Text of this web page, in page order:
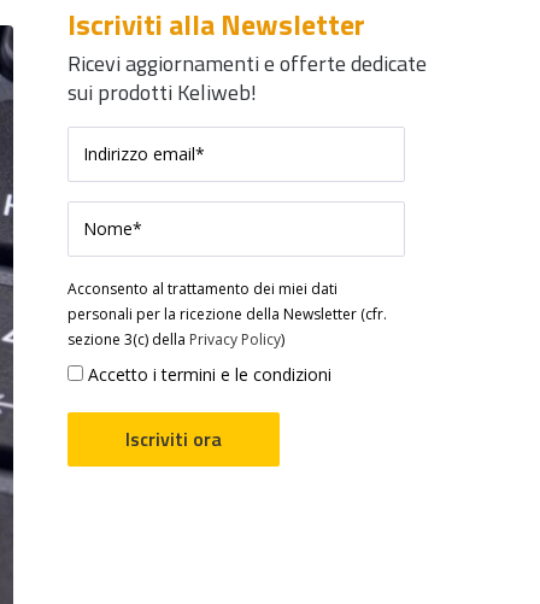
Iscriviti alla Newsletter
Ricevi aggiornamenti e offerte dedicate
sui prodotti Keliweb!
Acconsento al trattamento dei miei dati
personali per la ricezione della Newsletter (cfr.
sezione 3(c) della Privacy Policy)
Accetto i termini e le condizioni